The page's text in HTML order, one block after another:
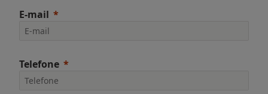
E-mail
Telefone